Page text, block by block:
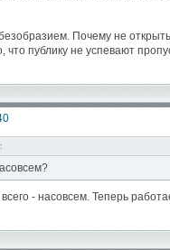
Почему не
что публику не успевают
- насовсем. Теперь